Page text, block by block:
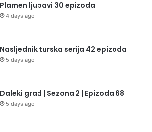
Plamen ljubavi 30 epizoda
4 days ago
Nasljednik turska serija 42 epizoda
5 days ago
Daleki grad | Sezona 2 | Epizoda 68
5 days ago